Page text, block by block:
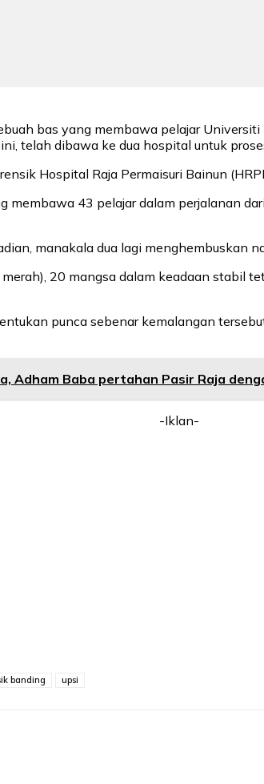
bas yang membawa pelajar
telah dibawa ke dua hospital untuk
Hospital Raja Permaisuri Bainun
43 pelajar dalam perjalanan
manakala dua lagi menghembuskan
20 mangsa dalam keadaan stabil
punca sebenar kemalangan
Adham Baba pertahan Pasir Raja
-Iklan-
banding upsi